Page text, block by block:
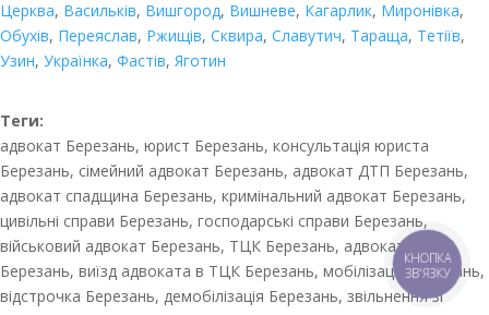
Церква, Васильків, Вишгород, Вишневе, Кагарлик, Миронівка,
Обухів, Переяслав, Ржищів, Сквира, Славутич, Тараща, Тетіїв,
Узин, Українка, Фастів, Яготин
Теги:
адвокат Березань, юрист Березань, консультація юриста
Березань, сімейний адвокат Березань, адвокат ДТП Березань,
адвокат спадщина Березань, кримінальний адвокат Березань,
цивільні справи Березань, господарські справи Березань,
військовий адвокат Березань, ТЦК Березань, адвокат в ТЦК
Березань, виїзд адвоката в ТЦК Березань, мобілізація Березань,
відстрочка Березань, демобілізація Березань, звільнення зі
КНОПКА
ЗВ'ЯЗКУ